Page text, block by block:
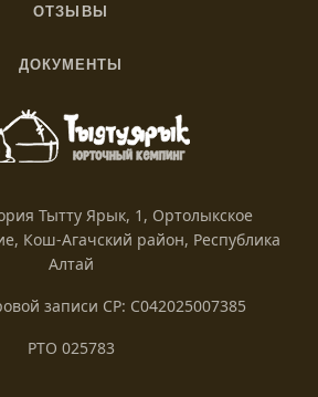
Тытту Ярык, 1, Ортолыкское
Кош-Агачский район, Республика
Алтай
записи СР: С042025007385
РТО 025783
С питомцами
Волонтерство
Партнёрам
ОТЗЫВЫ
Tripadvisor
2Gis
ДОКУМЕНТЫ
Согласие
Реквизиты